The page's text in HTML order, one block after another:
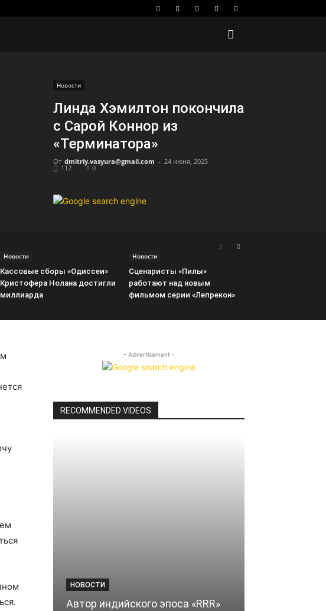
Новости
Линда Хэмилтон покончила
с Сарой Коннор из
«Терминатора»
От dmitriy.vasyura@gmail.com - 24 июня, 2025
112 0
Новости
Кассовые сборы «Одиссеи»
Кристофера Нолана достигли
миллиарда
Новости
Сценаристы «Пилы»
работают над новым
фильмом серии «Лепрекон»
- Advertisement -
RECOMMENDED VIDEOS
НОВОСТИ
Автор индийского эпоса «RRR»